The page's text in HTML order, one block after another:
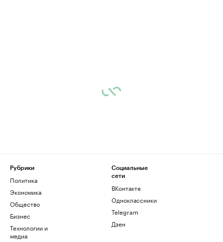
Рубрики
Политика
Экономика
Общество
Бизнес
Технологии и
медиа
Социальные
сети
ВКонтакте
Одноклассники
Telegram
Дзен